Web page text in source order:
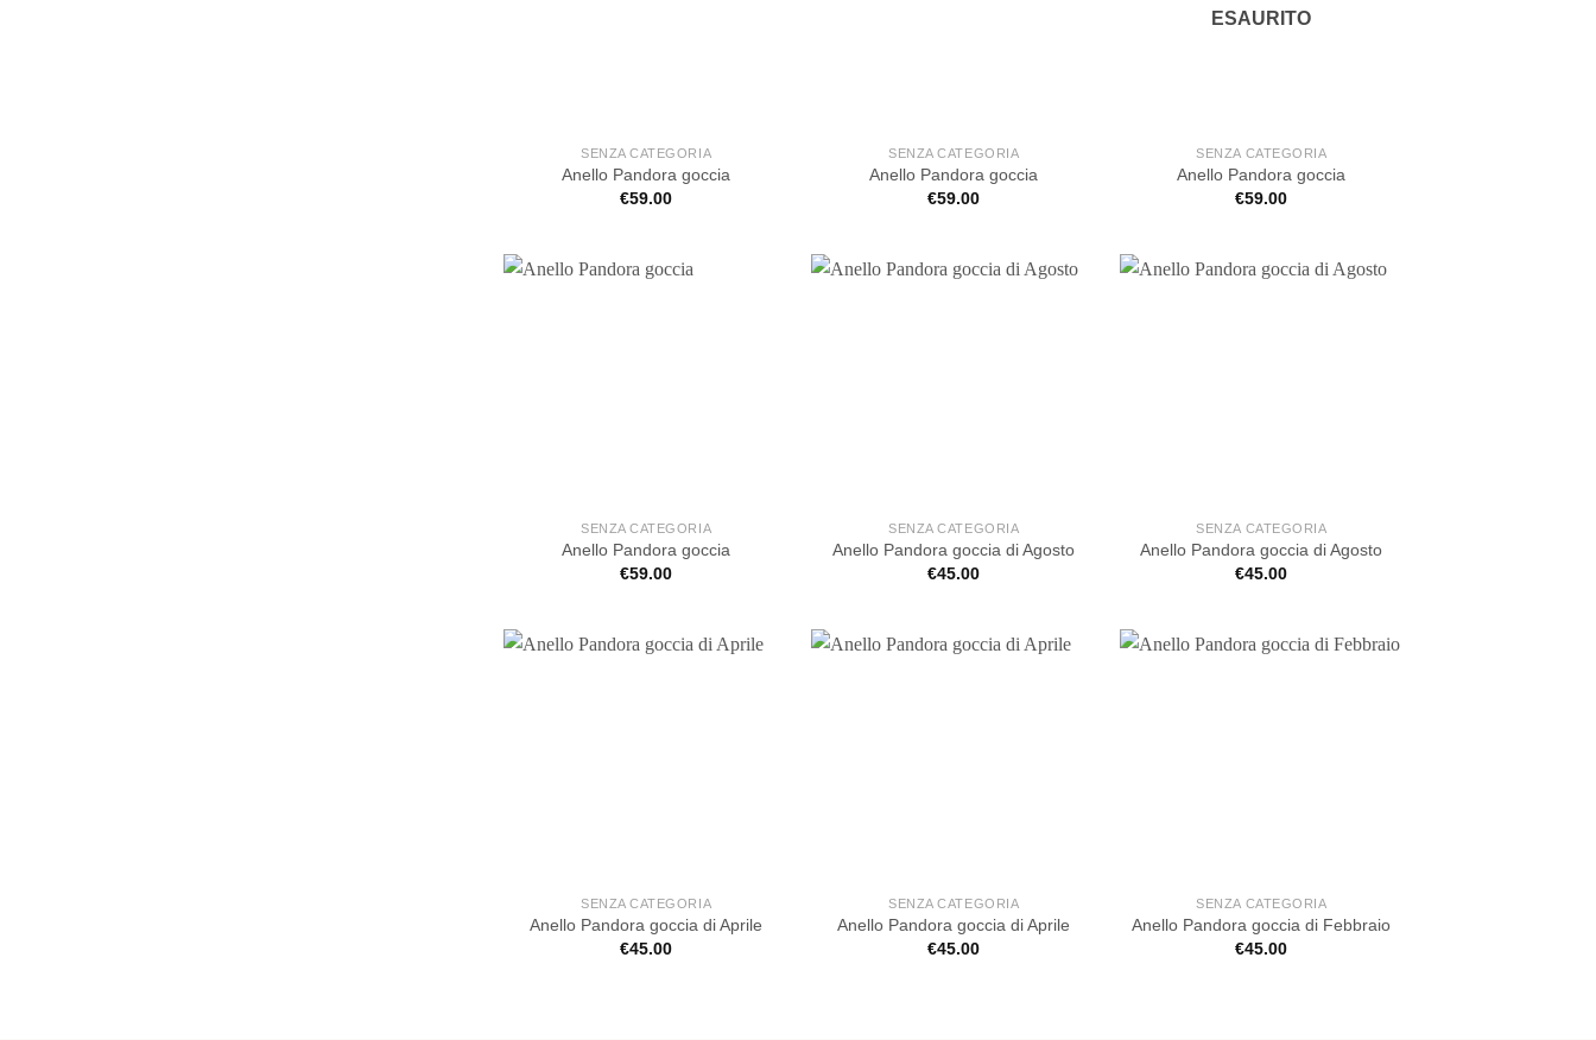
SENZA CATEGORIA
Anello Pandora goccia
€59.00
SENZA CATEGORIA
Anello Pandora goccia
€59.00
ESAURITO
SENZA CATEGORIA
Anello Pandora goccia
€59.00
SENZA CATEGORIA
Anello Pandora goccia
€59.00
SENZA CATEGORIA
Anello Pandora goccia di Agosto
€45.00
SENZA CATEGORIA
Anello Pandora goccia di Agosto
€45.00
SENZA CATEGORIA
Anello Pandora goccia di Aprile
€45.00
SENZA CATEGORIA
Anello Pandora goccia di Aprile
€45.00
SENZA CATEGORIA
Anello Pandora goccia di Febbraio
€45.00